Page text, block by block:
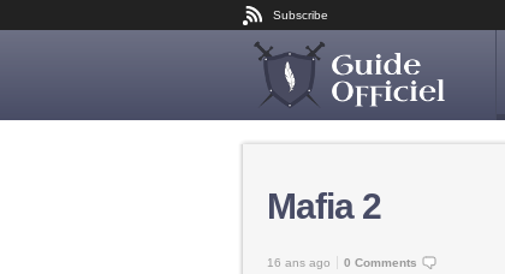
Subscribe
Mafia 2
16 ans ago 0 Comments